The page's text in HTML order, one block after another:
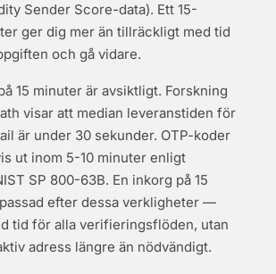
Sender Score-data). Ett 15-
ger dig mer än tillräckligt med tid
och gå vidare.
15 minuter är avsiktligt. Forskning
visar att median leveranstiden för
är under 30 sekunder. OTP-koder
ut inom 5-10 minuter enligt
SP 800-63B. En inkorg på 15
efter dessa verkligheter —
tid för alla verifieringsflöden, utan
adress längre än nödvändigt.